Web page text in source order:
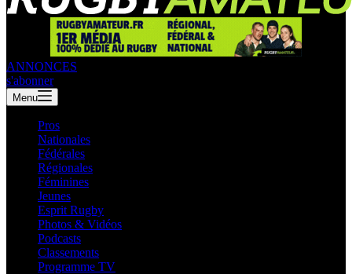
ANNONCES
s'abonner
Menu
Pros
Nationales
Fédérales
Régionales
Féminines
Jeunes
Esprit Rugby
Photos & Vidéos
Podcasts
Classements
Programme TV